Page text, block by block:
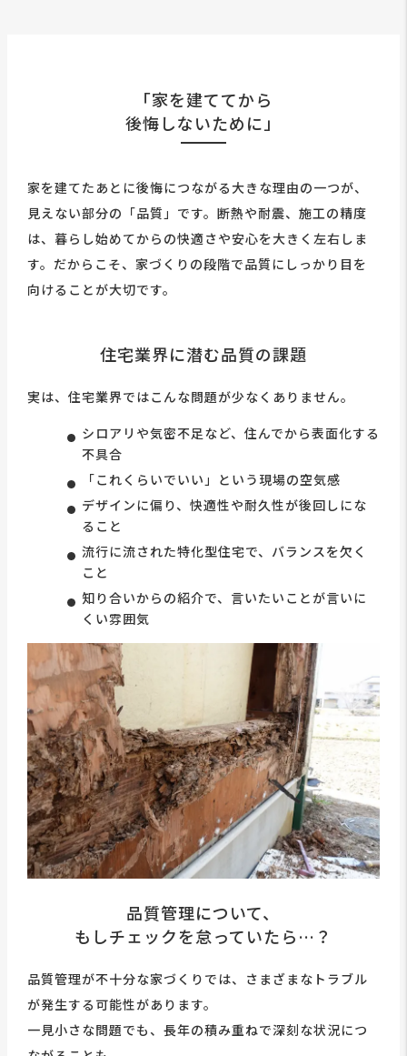
「家を建ててから
後悔しないために」
家を建てたあとに後悔につながる大きな理由の一つが、
見えない部分の「品質」です。断熱や耐震、施工の精度
は、暮らし始めてからの快適さや安心を大きく左右しま
す。だからこそ、家づくりの段階で品質にしっかり目を
向けることが大切です。
住宅業界に潜む品質の課題
実は、住宅業界ではこんな問題が少なくありません。
シロアリや気密不足など、住んでから表面化する
不具合
「これくらいでいい」という現場の空気感
デザインに偏り、快適性や耐久性が後回しにな
ること
流行に流された特化型住宅で、バランスを欠く
こと
知り合いからの紹介で、言いたいことが言いに
くい雰囲気
品質管理について、
もしチェックを怠っていたら…？
品質管理が不十分な家づくりでは、さまざまなトラブル
が発生する可能性があります。
一見小さな問題でも、長年の積み重ねで深刻な状況につ